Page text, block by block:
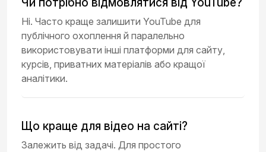
Ні. Часто краще залишити YouTube для
публічного охоплення й паралельно
використовувати інші платформи для сайту,
курсів, приватних матеріалів або кращої
аналітики.
Що краще для відео на сайті?
Залежить від задачі. Для простого